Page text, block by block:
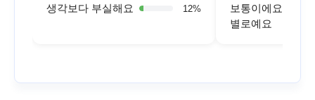
생각보다 부실해요 12%
보통이에요
별로예요